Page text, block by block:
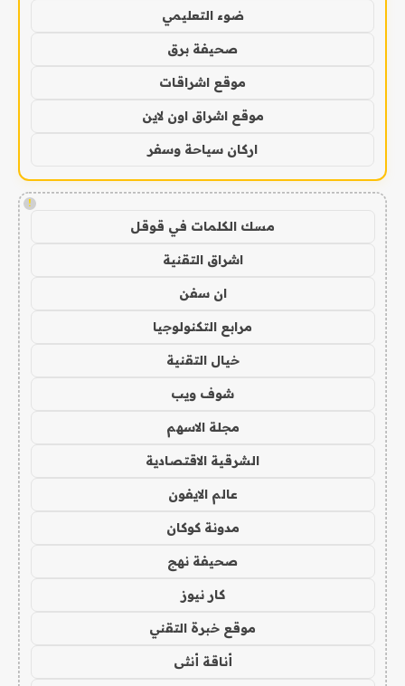
ضوء التعليمي
صحيفة برق
موقع اشراقات
موقع اشراق اون لاين
اركان سياحة وسفر
!
مسك الكلمات في قوقل
اشراق التقنية
ان سفن
مرابع التكنولوجيا
خيال التقنية
شوف ويب
مجلة الاسهم
الشرقية الاقتصادية
عالم الايفون
مدونة كوكان
صحيفة نهج
كار نيوز
موقع خبرة التقني
أناقة أنثى